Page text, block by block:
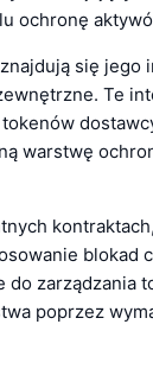
ochronę
się jego
Te
warstwę
blokad
zarządzania
poprzez